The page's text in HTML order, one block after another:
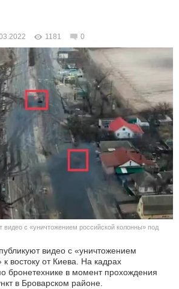
ПОЛИТИКА
ЭКОНОМИКА
В МИРЕ
ОБЩЕСТВО
КУЛЬТУРА
НАУКА
СПОРТ
ШОУ-БИЗНЕС
АВТО И МОТО
ЭГОИЗМ
1181 0
с «уничтожением российской колонны» под
видео с «уничтожением
востоку от Киева. На кадрах
бронетехнике в момент прохождения
в Броварском районе.